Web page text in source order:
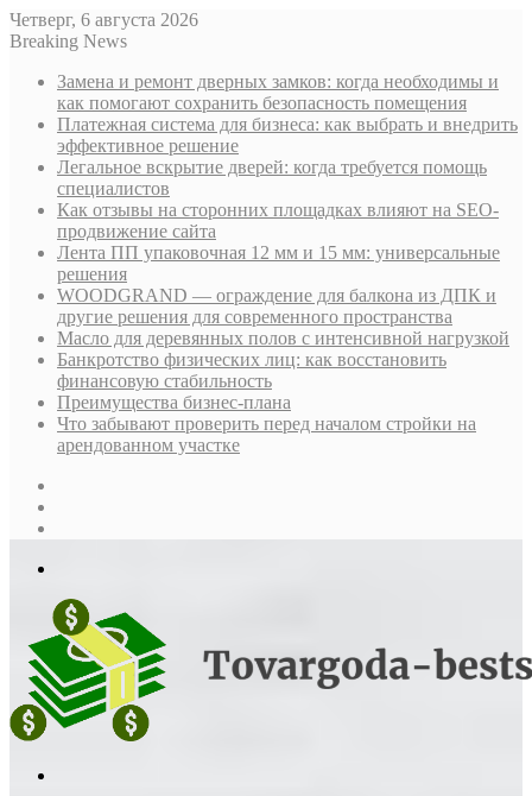
Четверг, 6 августа 2026
Breaking News
Замена и ремонт дверных замков: когда необходимы и
как помогают сохранить безопасность помещения
Платежная система для бизнеса: как выбрать и внедрить
эффективное решение
Легальное вскрытие дверей: когда требуется помощь
специалистов
Как отзывы на сторонних площадках влияют на SEO-
продвижение сайта
Лента ПП упаковочная 12 мм и 15 мм: универсальные
решения
WOODGRAND — ограждение для балкона из ДПК и
другие решения для современного пространства
Масло для деревянных полов с интенсивной нагрузкой
Банкротство физических лиц: как восстановить
финансовую стабильность
Преимущества бизнес-плана
Что забывают проверить перед началом стройки на
арендованном участке